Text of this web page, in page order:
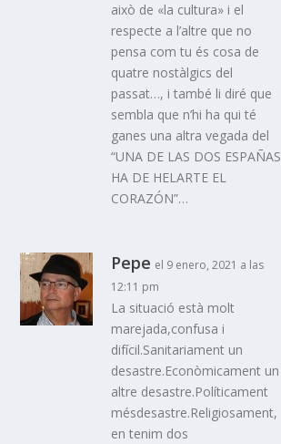
això de «la cultura» i el
respecte a l’altre que no
pensa com tu és cosa de
quatre nostàlgics del
passat…, i també li diré que
sembla que n’hi ha qui té
ganes una altra vegada del
“UNA DE LAS DOS ESPAÑAS
HA DE HELARTE EL
CORAZÓN”…
Pepe el 9 enero, 2021 a las
12:11 pm
La situació està molt
marejada,confusa i
difícil.Sanitariament un
desastre.Econòmicament un
altre desastre.Políticament
mésdesastre.Religiosament,
en tenim dos